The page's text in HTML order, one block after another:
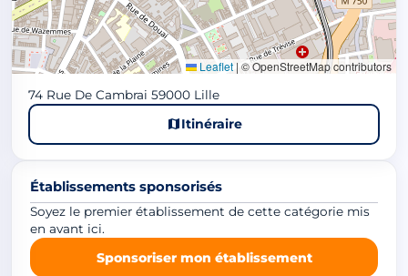
Leaflet | © OpenStreetMap contributors
74 Rue De Cambrai 59000 Lille
Itinéraire
Établissements sponsorisés
Soyez le premier établissement de cette catégorie mis
en avant ici.
Sponsoriser mon établissement